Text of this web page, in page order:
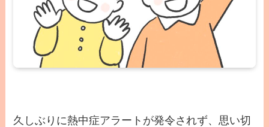
久しぶりに熱中症アラートが発令されず、思い切